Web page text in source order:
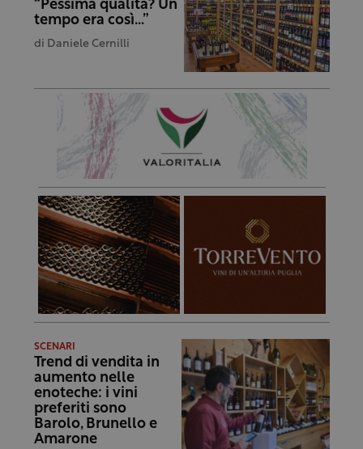
“Pessima qualità? Un
tempo era così…”
di Daniele Cernilli
SCENARI
Trend di vendita in
aumento nelle
enoteche: i vini
preferiti sono
Barolo, Brunello e
Amarone